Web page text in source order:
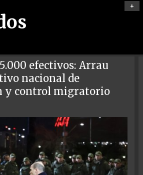
+
efectivos: Arrau
nacional de
y control migratorio